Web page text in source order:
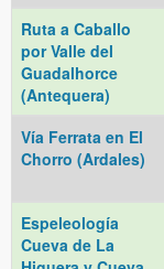
Ruta a Caballo
por Valle del
Guadalhorce
(Antequera)
Vía Ferrata en El
Chorro (Ardales)
Espeleología
Cueva de La